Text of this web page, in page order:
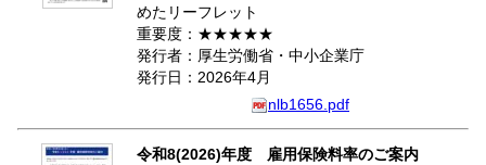
めたリーフレット
重要度：★★★★★
発行者：厚生労働省・中小企業庁
発行日：2026年4月
nlb1656.pdf
令和8(2026)年度 雇用保険料率のご案内